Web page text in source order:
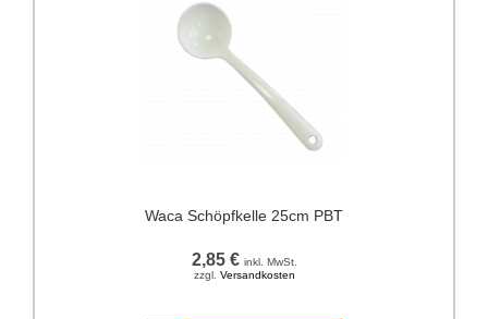
Waca Schöpfkelle 25cm PBT
2,85 € inkl. MwSt.
zzgl. Versandkosten